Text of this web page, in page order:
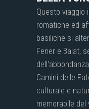
Questo viaggio
romatiche ed
basiliche si
Fener e Balat,
Camini delle
culturale e
memorabile